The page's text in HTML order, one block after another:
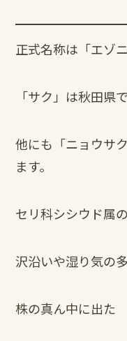
正式名称は「エゾニ
「サク」は秋田県
他にも「ニョウサ
ます。
セリ科シシウド属
沢沿いや湿り気の
株の真ん中に出た